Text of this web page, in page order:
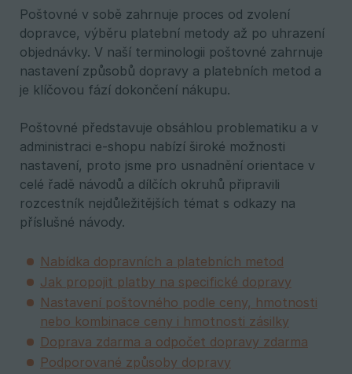
Poštovné v sobě zahrnuje proces od zvolení
dopravce, výběru platební metody až po uhrazení
objednávky. V naší terminologii poštovné zahrnuje
nastavení způsobů dopravy a platebních metod a
je klíčovou fází dokončení nákupu.
Poštovné představuje obsáhlou problematiku a v
administraci e-shopu nabízí široké možnosti
nastavení, proto jsme pro usnadnění orientace v
celé řadě návodů a dílčích okruhů připravili
rozcestník nejdůležitějších témat s odkazy na
příslušné návody.
Nabídka dopravních a platebních metod
Jak propojit platby na specifické dopravy
Nastavení poštovného podle ceny, hmotnosti
nebo kombinace ceny i hmotnosti zásilky
Doprava zdarma a odpočet dopravy zdarma
Podporované způsoby dopravy